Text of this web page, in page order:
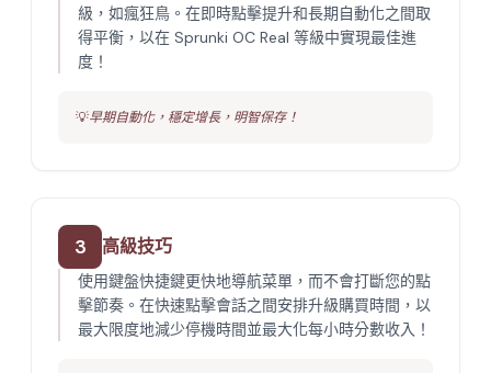
級，如瘋狂鳥。在即時點擊提升和長期自動化之間取
得平衡，以在 Sprunki OC Real 等級中實現最佳進
度！
💡早期自動化，穩定增長，明智保存！
3 高級技巧
使用鍵盤快捷鍵更快地導航菜單，而不會打斷您的點
擊節奏。在快速點擊會話之間安排升級購買時間，以
最大限度地減少停機時間並最大化每小時分數收入！